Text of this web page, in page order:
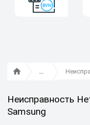
Неисправность
Samsung